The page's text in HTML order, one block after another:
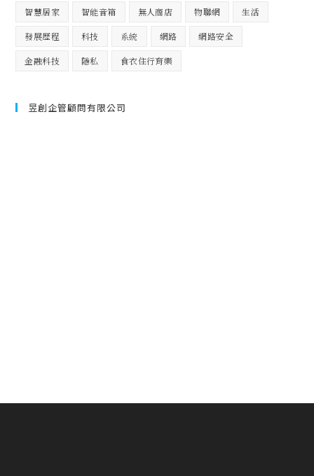
智慧居家 智能音箱 無人商店 物聯網 生活
發展歷程 科技 系統 網路 網路安全
金融科技 隱私 食衣住行育樂
昱創企管顧問有限公司